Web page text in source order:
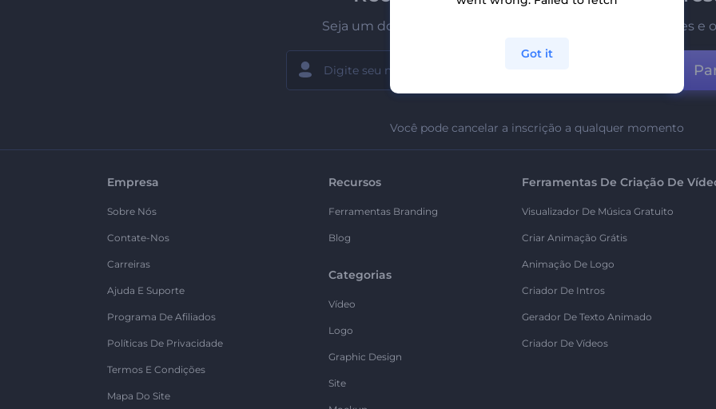
Seja um dos primeiros a receber nossas últimas novidades e
Você pode cancelar a inscrição a qualquer momento
Empresa
Sobre Nós
Contate-Nos
Carreiras
Ajuda E Suporte
Programa De Afiliados
Políticas De Privacidade
Termos E Condições
Mapa Do Site
Recursos
Ferramentas Branding
Blog
Categorias
Vídeo
Logo
Graphic Design
Site
Ferramentas De Criação De
Visualizador De Música Gratuito
Criar Animação Grátis
Animação De Logo
Criador De Intros
Gerador De Texto Animado
Criador De Vídeos
Got it